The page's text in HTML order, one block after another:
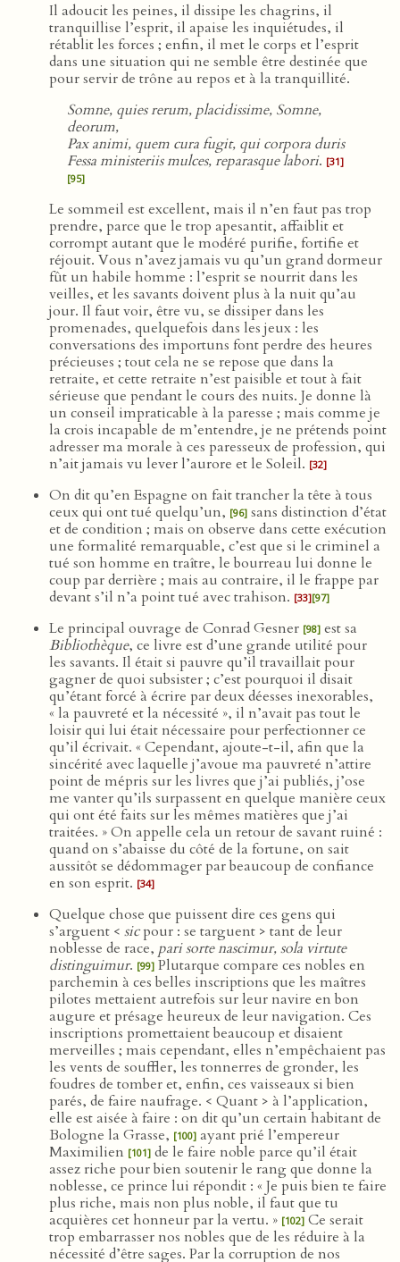
Il adoucit les peines, il dissipe les chagrins, il
tranquillise l’esprit, il apaise les inquiétudes, il
rétablit les forces ; enfin, il met le corps et l’esprit
dans une situation qui ne semble être destinée que
pour servir de trône au repos et à la tranquillité.
Somne, quies rerum, placidissime, Somne,
deorum,
Pax animi, quem cura fugit, qui corpora duris
Fessa ministeriis mulces, reparasque labori. [31]
[95]
Le sommeil est excellent, mais il n’en faut pas trop
prendre, parce que le trop apesantit, affaiblit et
corrompt autant que le modéré purifie, fortifie et
réjouit. Vous n’avez jamais vu qu’un grand dormeur
fût un habile homme : l’esprit se nourrit dans les
veilles, et les savants doivent plus à la nuit qu’au
jour. Il faut voir, être vu, se dissiper dans les
promenades, quelquefois dans les jeux : les
conversations des importuns font perdre des heures
précieuses ; tout cela ne se repose que dans la
retraite, et cette retraite n’est paisible et tout à fait
sérieuse que pendant le cours des nuits. Je donne là
un conseil impraticable à la paresse ; mais comme je
la crois incapable de m’entendre, je ne prétends point
adresser ma morale à ces paresseux de profession, qui
n’ait jamais vu lever l’aurore et le Soleil. [32]
On dit qu’en Espagne on fait trancher la tête à tous
ceux qui ont tué quelqu’un, [96] sans distinction d’état
et de condition ; mais on observe dans cette exécution
une formalité remarquable, c’est que si le criminel a
tué son homme en traître, le bourreau lui donne le
coup par derrière ; mais au contraire, il le frappe par
devant s’il n’a point tué avec trahison. [33][97]
Le principal ouvrage de Conrad Gesner [98] est sa
Bibliothèque, ce livre est d’une grande utilité pour
les savants. Il était si pauvre qu’il travaillait pour
gagner de quoi subsister ; c’est pourquoi il disait
qu’étant forcé à écrire par deux déesses inexorables,
« la pauvreté et la nécessité », il n’avait pas tout le
loisir qui lui était nécessaire pour perfectionner ce
qu’il écrivait. « Cependant, ajoute-t-il, afin que la
sincérité avec laquelle j’avoue ma pauvreté n’attire
point de mépris sur les livres que j’ai publiés, j’ose
me vanter qu’ils surpassent en quelque manière ceux
qui ont été faits sur les mêmes matières que j’ai
traitées. » On appelle cela un retour de savant ruiné :
quand on s’abaisse du côté de la fortune, on sait
aussitôt se dédommager par beaucoup de confiance
en son esprit. [34]
Quelque chose que puissent dire ces gens qui
s’arguent < sicpour : se targuent > tant de leur
noblesse de race, pari sorte nascimur, sola virtute
distinguimur. [99] Plutarque compare ces nobles en
parchemin à ces belles inscriptions que les maîtres
pilotes mettaient autrefois sur leur navire en bon
augure et présage heureux de leur navigation. Ces
inscriptions promettaient beaucoup et disaient
merveilles ; mais cependant, elles n’empêchaient pas
les vents de souffler, les tonnerres de gronder, les
foudres de tomber et, enfin, ces vaisseaux si bien
parés, de faire naufrage. < Quant > à l’application,
elle est aisée à faire : on dit qu’un certain habitant de
Bologne la Grasse, [100] ayant prié l’empereur
Maximilien [101] de le faire noble parce qu’il était
assez riche pour bien soutenir le rang que donne la
noblesse, ce prince lui répondit : « Je puis bien te faire
plus riche, mais non plus noble, il faut que tu
acquières cet honneur par la vertu. » [102] Ce serait
trop embarrasser nos nobles que de les réduire à la
nécessité d’être sages. Par la corruption de nos